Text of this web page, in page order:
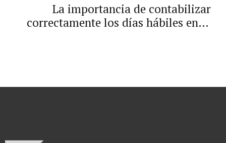
La importancia de contabilizar
correctamente los días hábiles en la